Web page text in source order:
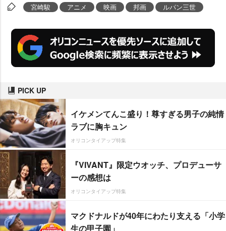
宮崎駿 アニメ 映画 邦画 ルパン三世
PICK UP
イケメンてんこ盛り！尊すぎる男子の純情
ラブに胸キュン
オリコンタイアップ特集
『VIVANT』限定ウオッチ、プロデューサ
ーの感想は
オリコンタイアップ特集
マクドナルドが40年にわたり支える「小学
生の甲子園」